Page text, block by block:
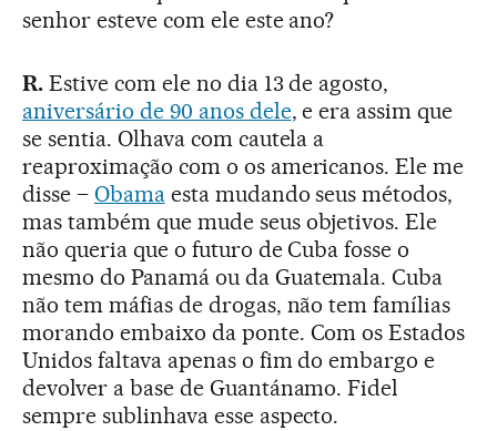
senhor esteve com ele este ano?
R.Estive com ele no dia 13 de agosto,
aniversário de 90 anos dele, e era assim que
se sentia. Olhava com cautela a
reaproximação com o os americanos. Ele me
disse – Obamaesta mudando seus métodos,
mas também que mude seus objetivos. Ele
não queria que o futuro de Cuba fosse o
mesmo do Panamá ou da Guatemala. Cuba
não tem máfias de drogas, não tem famílias
morando embaixo da ponte. Com os Estados
Unidos faltava apenas o fim do embargo e
devolver a base de Guantánamo. Fidel
sempre sublinhava esse aspecto.